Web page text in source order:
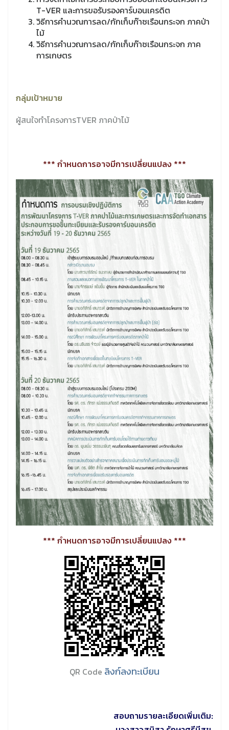
T-VER และการขอรับรองคาร์บอนเครดิต
วิธีการคำนวณการลด/กักเก็บก๊าซเรือนกระจก ภาคป่า
ไม้
วิธีการคำนวณการลด/กักเก็บก๊าซเรือนกระจก ภาค
การเกษตร
กลุ่มเป้าหมาย
ผู้สนใจทำโครงการTVER ภาคป่าไม้
*** กำหนดการอาจมีการเปลี่ยนแปลง ***
*** กำหนดการอาจมีการเปลี่ยนแปลง ***
QR Code ลิงก์ลงทะเบียน
สอบถามรายละเอียดเพิ่มเติม: